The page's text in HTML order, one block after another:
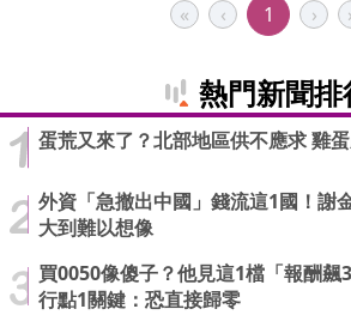
« ‹ 1 ›
熱門新聞排
蛋荒又來了？北部地區供不應求 雞
外資「急撤出中國」錢流這1國！謝
大到難以想像
買0050像傻子？他見這1檔「報酬
行點1關鍵：恐直接歸零